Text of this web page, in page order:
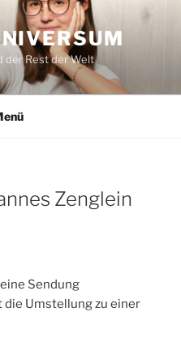
der Rest der Welt
Zenglein
Sendung
die Umstellung zu einer